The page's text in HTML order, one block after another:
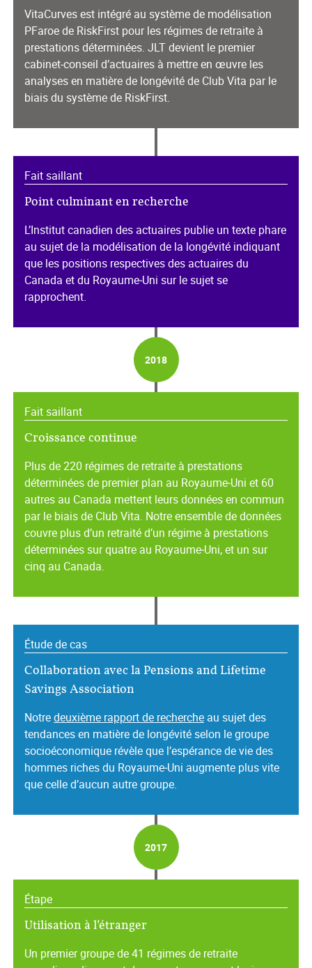
VitaCurves est intégré au système de modélisation
PFaroe de RiskFirst pour les régimes de retraite à
prestations déterminées. JLT devient le premier
cabinet-conseil d’actuaires à mettre en œuvre les
analyses en matière de longévité de Club Vita par le
biais du système de RiskFirst.
Fait saillant
Point culminant en recherche
L’Institut canadien des actuaires publie un texte phare
au sujet de la modélisation de la longévité indiquant
que les positions respectives des actuaires du
Canada et du Royaume‑Uni sur le sujet se
rapprochent.
2018
Fait saillant
Croissance continue
Plus de 220 régimes de retraite à prestations
déterminées de premier plan au Royaume‑Uni et 60
autres au Canada mettent leurs données en commun
par le biais de Club Vita. Notre ensemble de données
couvre plus d’un retraité d’un régime à prestations
déterminées sur quatre au Royaume‑Uni, et un sur
cinq au Canada.
Étude de cas
Collaboration avec la Pensions and Lifetime
Savings Association
Notredeuxième rapport de recherche au sujet des
tendances en matière de longévité selon le groupe
socioéconomique révèle que l’espérance de vie des
hommes riches du Royaume‑Uni augmente plus vite
que celle d’aucun autre groupe.
2017
Étape
Utilisation à l’étranger
Un premier groupe de 41 régimes de retraite